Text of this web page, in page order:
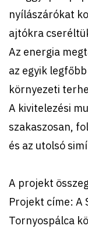
nyílászárókat
ajtókra
Az energia
az egyik
környezeti
A kivitelezési
szakaszosan,
és az utolsó
A projekt
Projekt címe: A
Tornyospálca